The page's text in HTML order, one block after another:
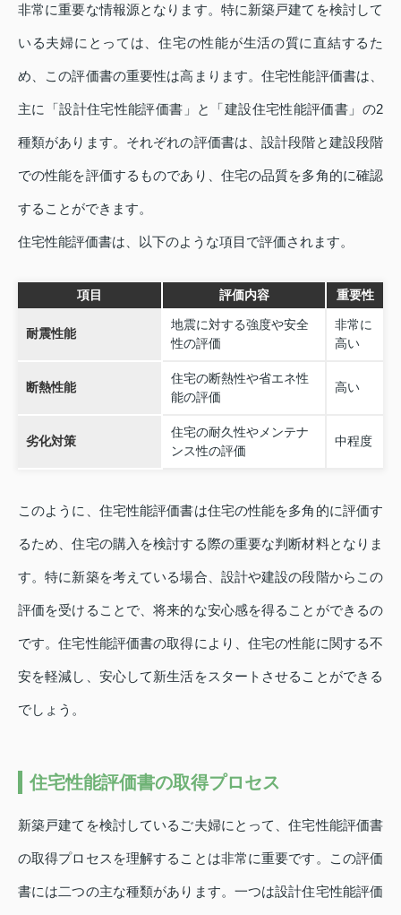
非常に重要な情報源となります。特に新築戸建てを検討して
いる夫婦にとっては、住宅の性能が生活の質に直結するた
め、この評価書の重要性は高まります。住宅性能評価書は、
主に「設計住宅性能評価書」と「建設住宅性能評価書」の2
種類があります。それぞれの評価書は、設計段階と建設段階
での性能を評価するものであり、住宅の品質を多角的に確認
することができます。
住宅性能評価書は、以下のような項目で評価されます。
項目 評価内容 重要性
耐震性能
地震に対する強度や安全
性の評価
非常に
高い
断熱性能
住宅の断熱性や省エネ性
能の評価
高い
劣化対策
住宅の耐久性やメンテナ
ンス性の評価
中程度
このように、住宅性能評価書は住宅の性能を多角的に評価す
るため、住宅の購入を検討する際の重要な判断材料となりま
す。特に新築を考えている場合、設計や建設の段階からこの
評価を受けることで、将来的な安心感を得ることができるの
です。住宅性能評価書の取得により、住宅の性能に関する不
安を軽減し、安心して新生活をスタートさせることができる
でしょう。
住宅性能評価書の取得プロセス
新築戸建てを検討しているご夫婦にとって、住宅性能評価書
の取得プロセスを理解することは非常に重要です。この評価
書には二つの主な種類があります。一つは設計住宅性能評価